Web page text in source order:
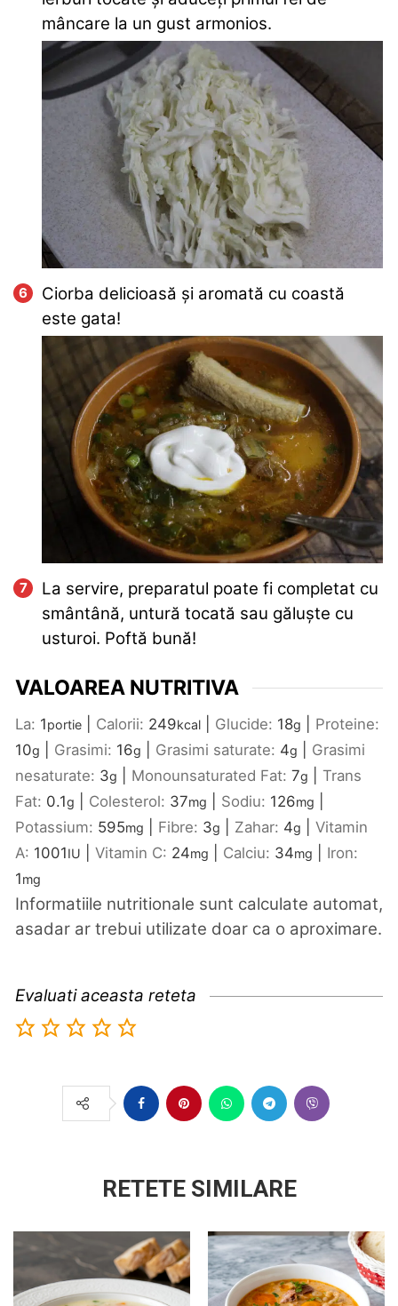
mâncare la un gust armonios.
Ciorba delicioasă și aromată cu coastă
este gata!
La servire, preparatul poate fi completat cu
smântână, untură tocată sau găluște cu
usturoi. Poftă bună!
VALOAREA NUTRITIVA
La: 1portie Calorii: 249kcal Glucide: 18g
Proteine:
10g Grasimi: 16g Grasimi saturate: 4g
Grasimi
nesaturate: 3g Monounsaturated Fat: 7g
Trans
Fat: 0.1g Colesterol: 37mg Sodiu: 126mg
Potassium: 595mg Fibre: 3g Zahar: 4g
Vitamin
A: 1001IU Vitamin C: 24mg Calciu: 34mg
Iron:
1mg
Informatiile nutritionale sunt calculate automat,
asadar ar trebui utilizate doar ca o aproximare.
Evaluati aceasta reteta
RETETE SIMILARE